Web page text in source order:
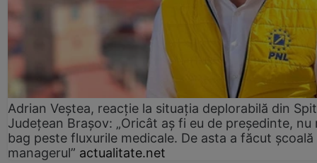
Adrian Veștea, reacție la situația deplorabilă din
Județean Brașov: „Oricât aș fi eu de președinte, nu
bag peste fluxurile medicale. De asta a făcut școală
managerul” actualitate.net